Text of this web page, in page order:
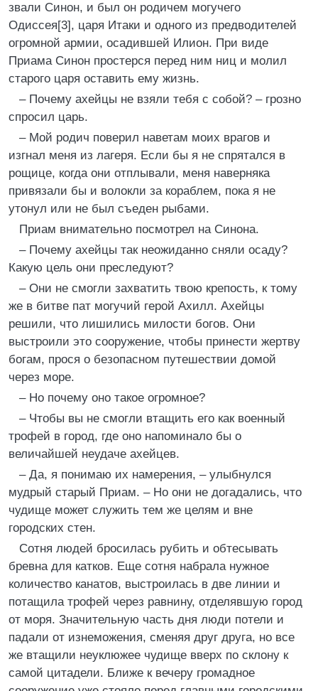
звали Синон, и был он родичем могучего
Одиссея[3], царя Итаки и одного из предводителей
огромной армии, осадившей Илион. При виде
Приама Синон простерся перед ним ниц и молил
старого царя оставить ему жизнь.
– Почему ахейцы не взяли тебя с собой? – грозно
спросил царь.
– Мой родич поверил наветам моих врагов и
изгнал меня из лагеря. Если бы я не спрятался в
рощице, когда они отплывали, меня наверняка
привязали бы и волокли за кораблем, пока я не
утонул или не был съеден рыбами.
Приам внимательно посмотрел на Синона.
– Почему ахейцы так неожиданно сняли осаду?
Какую цель они преследуют?
– Они не смогли захватить твою крепость, к тому
же в битве пат могучий герой Ахилл. Ахейцы
решили, что лишились милости богов. Они
выстроили это сооружение, чтобы принести жертву
богам, прося о безопасном путешествии домой
через море.
– Но почему оно такое огромное?
– Чтобы вы не смогли втащить его как военный
трофей в город, где оно напоминало бы о
величайшей неудаче ахейцев.
– Да, я понимаю их намерения, – улыбнулся
мудрый старый Приам. – Но они не догадались, что
чудище может служить тем же целям и вне
городских стен.
Сотня людей бросилась рубить и обтесывать
бревна для катков. Еще сотня набрала нужное
количество канатов, выстроилась в две линии и
потащила трофей через равнину, отделявшую город
от моря. Значительную часть дня люди потели и
падали от изнеможения, сменяя друг друга, но все
же втащили неуклюжее чудище вверх по склону к
самой цитадели. Ближе к вечеру громадное